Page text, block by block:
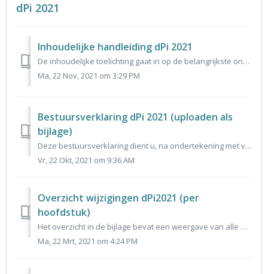
dPi 2021
Inhoudelijke handleiding dPi 2021
De inhoudelijke toelichting gaat in op de belangrijkste onderdelen van de dPi 2021 en de wijzigingen in de gegevensuitvraag ten opzichte van voorgaand jaar.
Ma, 22 Nov, 2021 om 3:29 PM
Bestuursverklaring dPi 2021 (uploaden als
bijlage)
Deze bestuursverklaring dient u, na ondertekening met vermelding van naam conform statutaire bevoegdheid, als pdf bijlage bij verzending van het bestand bij...
Vr, 22 Okt, 2021 om 9:36 AM
Overzicht wijzigingen dPi2021 (per
hoofdstuk)
Het overzicht in de bijlage bevat een weergave van alle wijzigingen in het gegevensmodel dPi2021 ten opzichte van gegevensmodel dPi2020.
Ma, 22 Mrt, 2021 om 4:24 PM